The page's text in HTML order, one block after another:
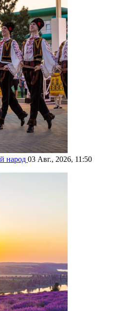
народ 03 Авг., 2026, 11:50